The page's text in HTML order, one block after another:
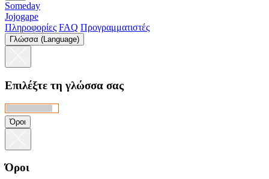
Someday
Jojogape
Πληροφορίες FAQ Προγραμματιστές
Γλώσσα (Language)
Επιλέξτε τη γλώσσα σας
Όροι
Όροι